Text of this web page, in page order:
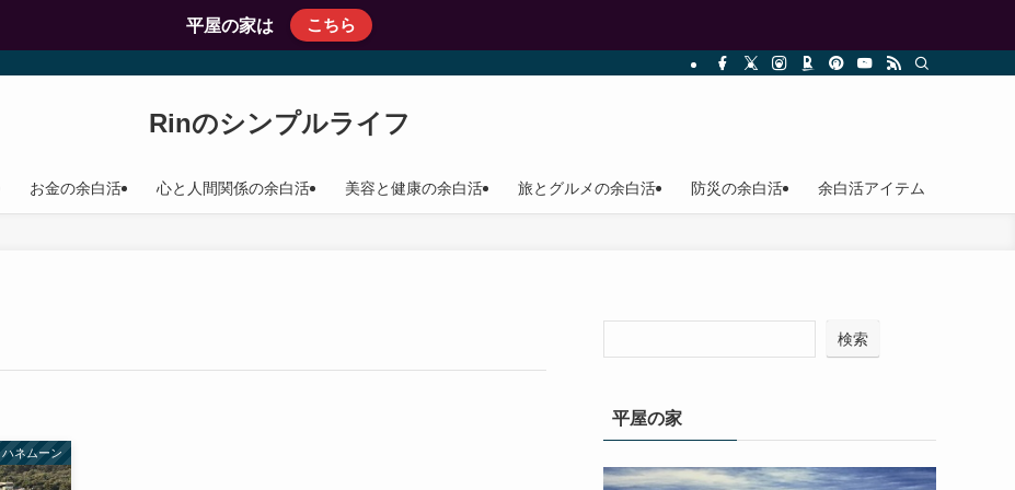
平屋の家は こちら
Rinのシンプルライフ
お金の余白活 心と人間関係の余白活 美容と健康の余白活 旅とグルメの余白活 防災の余白活 余白活アイテム
ハネムーン
検索
平屋の家